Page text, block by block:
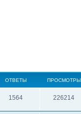
ОТВЕТЫ ПРОСМОТРЫ
1564 226214